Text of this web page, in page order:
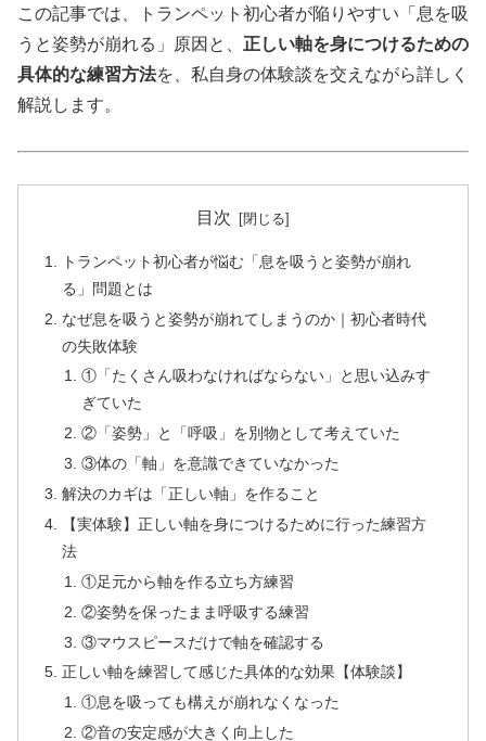
この記事では、トランペット初心者が陥りやすい「息を吸
うと姿勢が崩れる」原因と、 正しい軸を身につけるための
具体的な練習方法を、私自身の体験談を交えながら詳しく
解説します。
目次
トランペット初心者が悩む「息を吸うと姿勢が崩れ
る」問題とは
なぜ息を吸うと姿勢が崩れてしまうのか｜初心者時代
の失敗体験
①「たくさん吸わなければならない」と思い込みす
ぎていた
②「姿勢」と「呼吸」を別物として考えていた
③体の「軸」を意識できていなかった
解決のカギは「正しい軸」を作ること
【実体験】正しい軸を身につけるために行った練習方
法
①足元から軸を作る立ち方練習
②姿勢を保ったまま呼吸する練習
③マウスピースだけで軸を確認する
正しい軸を練習して感じた具体的な効果【体験談】
①息を吸っても構えが崩れなくなった
②音の安定感が大きく向上した